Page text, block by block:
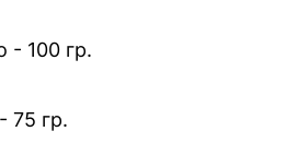
- 100 гр.
75 гр.